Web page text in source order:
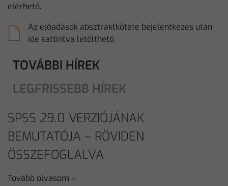
elérhető.
Az előadások absztraktkötete bejelentkezés után
ide kattintva letölthető
TOVÁBBI HÍREK
LEGFRISSEBB HÍREK
SPSS 29.0 VERZIÓJÁNAK
BEMUTATÓJA – RÖVIDEN
ÖSSZEFOGLALVA
Tovább olvasom »